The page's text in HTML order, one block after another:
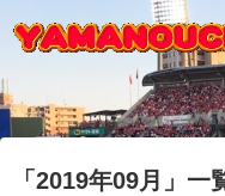
「 2019年09月 」 一